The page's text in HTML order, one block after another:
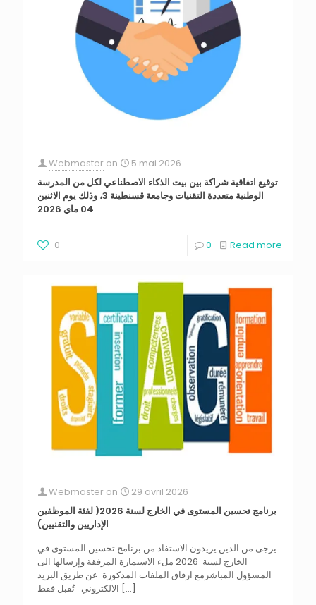
Webmaster on
5 mai 2026
توقيع اتفاقية شراكة بين بيت الذكاء الاصطناعي لكل من المدرسة
الوطنية متعددة التقنيات وجامعة قسنطينة 3، وذلك يوم الاثنين
04 ماي 2026
0 0 Read more
Webmaster on
29 avril 2026
برنامج تحسين المستوى في الخارج لسنة 2026( لفئة الموظفين
الإداريين والتقنيين)
يرجى من الذين يريدون الاستفاد من برنامج تحسين المستوى في
الخارج لسنة 2026 ملء الاستمارة المرفقة وإرسالها الى
المسؤول المباشرمع ارفاق الملفات المذكورة عن طريق البريد
الالكتروني تُقبل فقط […]